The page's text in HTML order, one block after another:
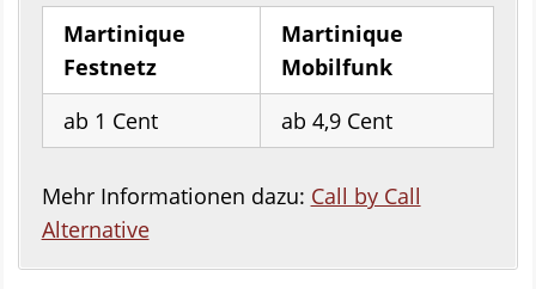
Martinique
Festnetz
Martinique
Mobilfunk
ab 1 Cent
ab 4,9 Cent
Mehr Informationen dazu: Call by Call
Alternative